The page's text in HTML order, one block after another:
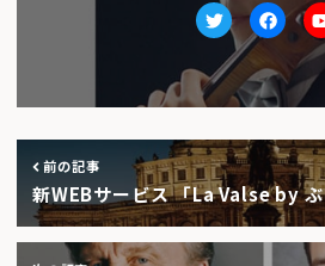
Twitter
前の記事
新WEBサービス 「La Valse by